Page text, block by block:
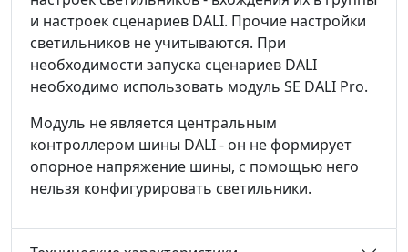
и настроек сценариев DALI. Прочие настройки
светильников не учитываются. При
необходимости запуска сценариев DALI
необходимо использовать модуль SE DALI Pro.
Модуль не является центральным
контроллером шины DALI - он не формирует
опорное напряжение шины, с помощью него
нельзя конфигурировать светильники.